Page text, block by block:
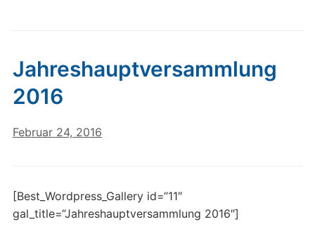
Jahreshauptversammlung
2016
Februar 24, 2016
[Best_Wordpress_Gallery id=“11″
gal_title=“Jahreshauptversammlung 2016″]